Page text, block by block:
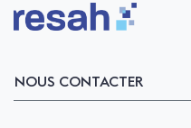
Logo Resah
NOUS CONTACTER